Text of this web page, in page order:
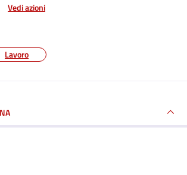
Vedi azioni
Lavoro